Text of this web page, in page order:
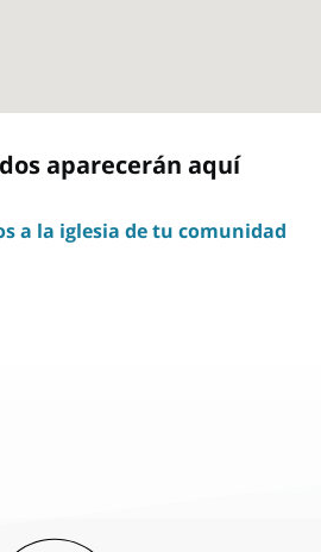
aparecerán aquí
a la iglesia de tu comunidad